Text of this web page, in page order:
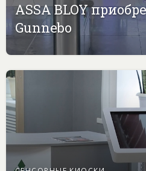
ASSA BLOY
Gunnebo